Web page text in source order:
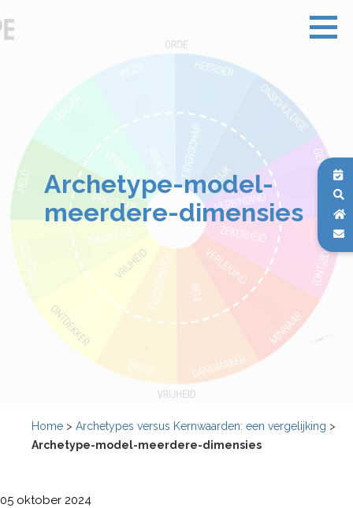
Archetype-model-
meerdere-dimensies
Home > Archetypes versus Kernwaarden: een vergelijking >
Archetype-model-meerdere-dimensies
05 oktober 2024